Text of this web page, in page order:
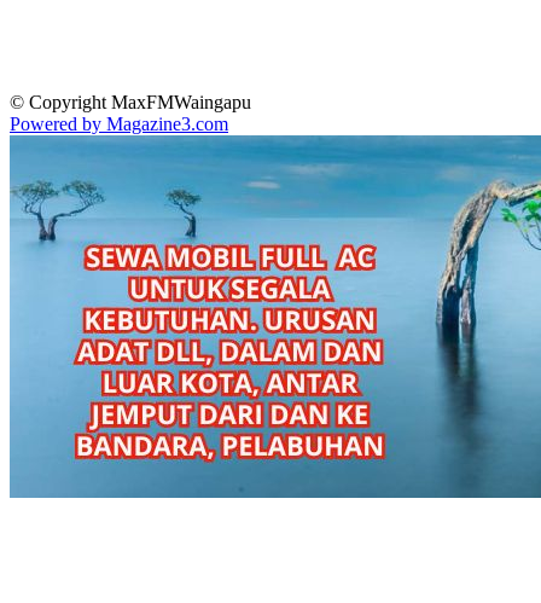
© Copyright MaxFMWaingapu
Powered by Magazine3.com